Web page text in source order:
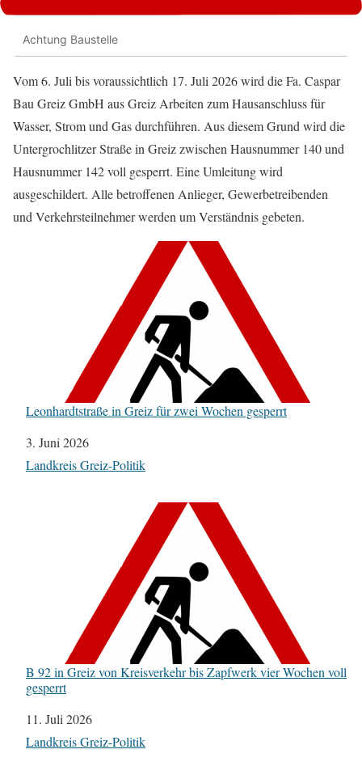
Achtung Baustelle
Vom 6. Juli bis voraussichtlich 17. Juli 2026 wird die Fa. Caspar
Bau Greiz GmbH aus Greiz Arbeiten zum Hausanschluss für
Wasser, Strom und Gas durchführen. Aus diesem Grund wird die
Untergrochlitzer Straße in Greiz zwischen Hausnummer 140 und
Hausnummer 142 voll gesperrt. Eine Umleitung wird
ausgeschildert. Alle betroffenen Anlieger, Gewerbetreibenden
und Verkehrsteilnehmer werden um Verständnis gebeten.
Leonhardtstraße in Greiz für zwei Wochen gesperrt
Datum
3. Juni 2026
In Bezug auf
Landkreis Greiz-Politik
B 92 in Greiz von Kreisverkehr bis Zapfwerk vier Wochen voll
gesperrt
Datum
11. Juli 2026
In Bezug auf
Landkreis Greiz-Politik